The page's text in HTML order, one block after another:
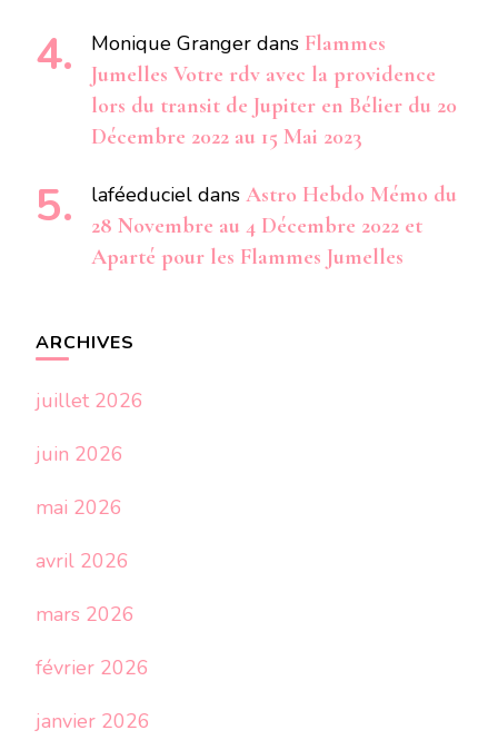
Monique Granger dans Flammes
Jumelles Votre rdv avec la providence
lors du transit de Jupiter en Bélier du 20
Décembre 2022 au 15 Mai 2023
laféeduciel dans Astro Hebdo Mémo du
28 Novembre au 4 Décembre 2022 et
Aparté pour les Flammes Jumelles
ARCHIVES
juillet 2026
juin 2026
mai 2026
avril 2026
mars 2026
février 2026
janvier 2026